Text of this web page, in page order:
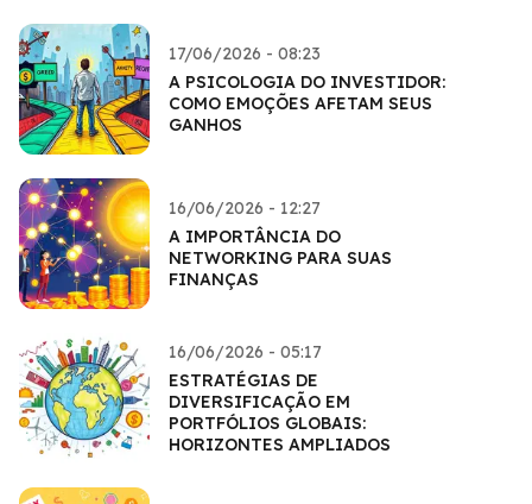
17/06/2026 - 08:23
A PSICOLOGIA DO INVESTIDOR:
COMO EMOÇÕES AFETAM SEUS
GANHOS
16/06/2026 - 12:27
A IMPORTÂNCIA DO
NETWORKING PARA SUAS
FINANÇAS
16/06/2026 - 05:17
ESTRATÉGIAS DE
DIVERSIFICAÇÃO EM
PORTFÓLIOS GLOBAIS:
HORIZONTES AMPLIADOS